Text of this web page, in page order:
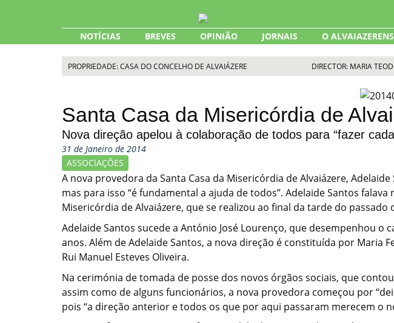
NOTÍCIAS BREVES OPINIÃO JORNAIS O
PROPRIEDADE: CASA DO CONCELHO DE ALVAIÁZERE DIRECTOR: MARIA
Santa Casa da Misericórdia de
Nova direção apelou à colaboração de todos para “fazer
31 de Janeiro de 2014
ASSOCIAÇÕES
A nova provedora da Santa Casa da Misericórdia de Alvaiázere,
mas para isso “é fundamental a ajuda de todos”. Adelaide Santos
Misericórdia de Alvaiázere, que se realizou ao final da tarde do passado
Adelaide Santos sucede a António José Lourenço, que desempenhou
anos. Além de Adelaide Santos, a nova direção é constituída por Maria
Rui Manuel Esteves Oliveira.
Na cerimónia de tomada de posse dos novos órgãos sociais, que
assim como de alguns funcionários, a nova provedora começou por
pois “a direção anterior e todos os que por aqui passaram merecem o